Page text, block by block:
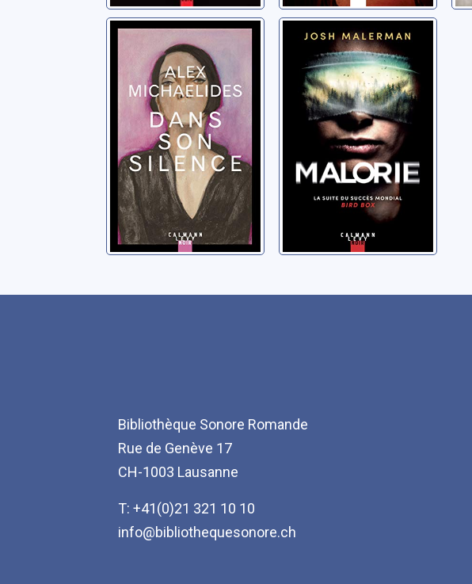
Dans son silence
Michaelides, Alex
Malorie
Malerman, Josh
Bibliothèque Sonore Romande
Rue de Genève 17
CH-1003 Lausanne
T: +41(0)21 321 10 10
info@bibliothequesonore.ch